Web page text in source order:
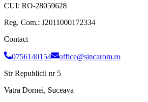
CUI: RO-28059628
Reg. Com.: J2011000172334
Contact
0756140154
office@sincarom.ro
Str Republicii nr 5
Vatra Dornei, Suceava